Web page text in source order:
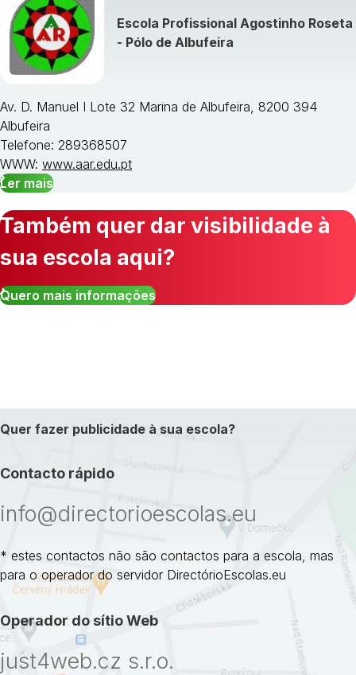
Escola Profissional Agostinho Roseta
- Pólo de Albufeira
Av. D. Manuel I Lote 32 Marina de Albufeira, 8200 394
Albufeira
Telefone: 289368507
WWW: www.aar.edu.pt
Ler mais
Também quer dar visibilidade à
sua escola aqui?
Quero mais informações
Quer fazer publicidade à sua escola?
Contacto rápido
info@directorioescolas.eu
* estes contactos não são contactos para a escola, mas
para o operador do servidor DirectórioEscolas.eu
Operador do sítio Web
just4web.cz s.r.o.